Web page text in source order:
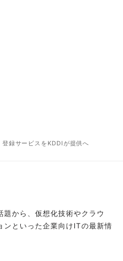
録サービスをKDDIが提供へ
題から、仮想化技術やクラウ
ンといった企業向けITの最新情